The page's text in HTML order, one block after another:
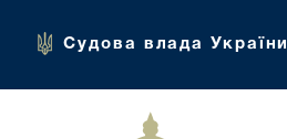
Судова влада України